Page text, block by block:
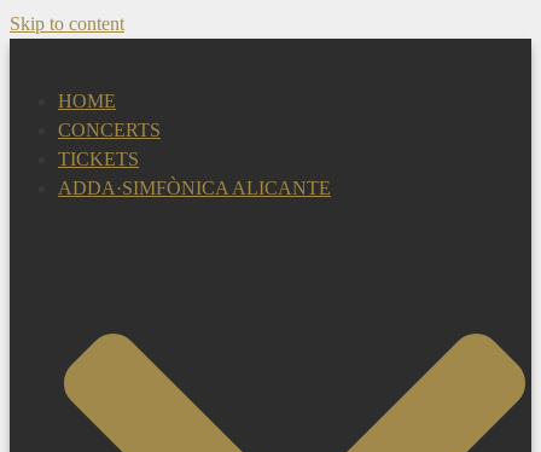
Skip to content
HOME
CONCERTS
TICKETS
ADDA·SIMFÒNICA ALICANTE